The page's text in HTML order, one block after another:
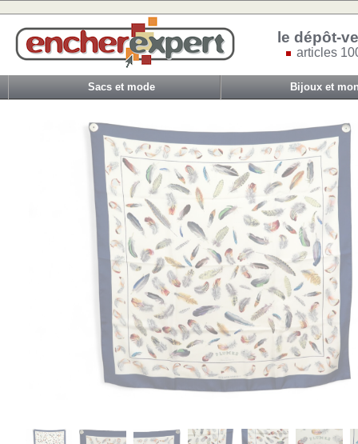
le dépôt-
articles
Sacs et mode Bijoux et